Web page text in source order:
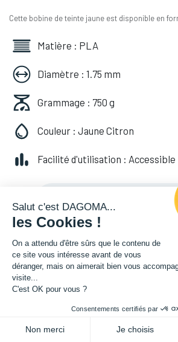
Cette bobine de teinte jaune est disponible en
Matière : PLA
Diamètre : 1.75 mm
Grammage : 750 g
Couleur : Jaune Citron
Facilité d'utilisation : Accessible
20,82€HT
(20,82 TVA comprise)
Salut c'est DAGOMA...
les Cookies !
On a attendu d'être sûrs que le contenu de
ce site vous intéresse avant de vous
déranger, mais on aimerait bien vous
visite...
C'est OK pour vous ?
Consentements certifiés par
Non merci Je choisis